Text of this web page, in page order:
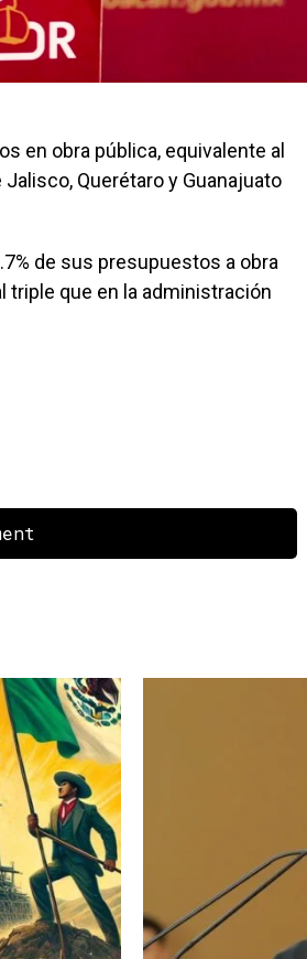
en obra pública, equivalente al
Querétaro y Guanajuato
de sus presupuestos a obra
triple que en la administración